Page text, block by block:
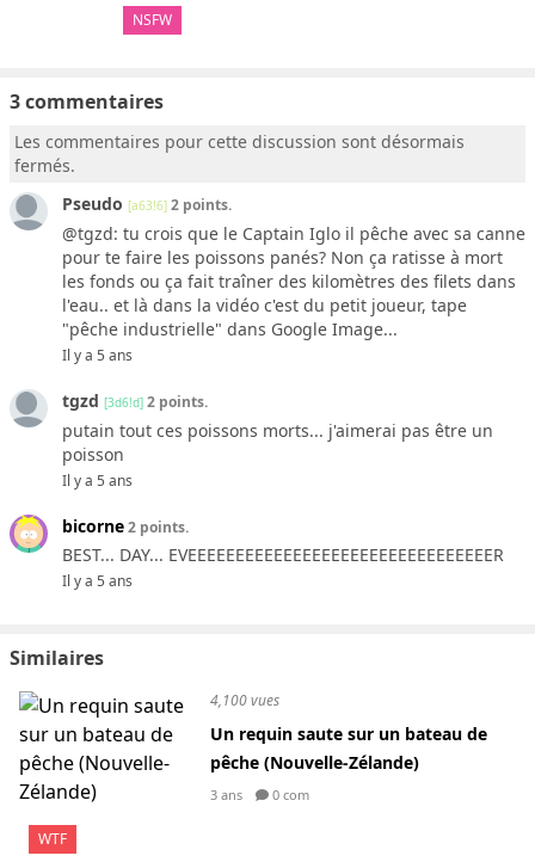
NSFW
3 commentaires
Les commentaires pour cette discussion sont désormais
fermés.
Pseudo [a63!6] 2 points.
@tgzd: tu crois que le Captain Iglo il pêche avec sa canne
pour te faire les poissons panés? Non ça ratisse à mort
les fonds ou ça fait traîner des kilomètres des filets dans
l'eau.. et là dans la vidéo c'est du petit joueur, tape
"pêche industrielle" dans Google Image...
Il y a 5 ans
tgzd [3d6!d] 2 points.
putain tout ces poissons morts... j'aimerai pas être un
poisson
Il y a 5 ans
bicorne2 points.
BEST... DAY... EVEEEEEEEEEEEEEEEEEEEEEEEEEEEEEEEER
Il y a 5 ans
Similaires
WTF
4,100 vues
Un requin saute sur un bateau de
pêche (Nouvelle-Zélande)
3 ans 0 com